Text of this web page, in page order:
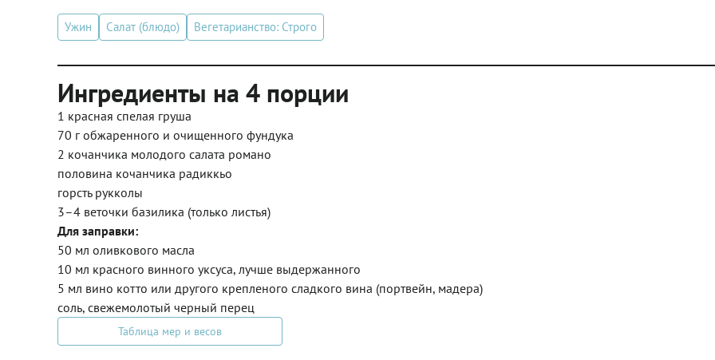
Ужин Салат (блюдо) Вегетарианство: Строго
Ингредиенты на 4 порции
1 красная спелая груша
70 г обжаренного и очищенного фундука
2 кочанчика молодого салата романо
половина кочанчика радиккьо
горсть рукколы
3–4 веточки базилика (только листья)
Для заправки:
50 мл оливкового масла
10 мл красного винного уксуса, лучше выдержанного
5 мл вино котто или другого крепленого сладкого вина (портвейн, мадера)
соль, свежемолотый черный перец
Таблица мер и весов